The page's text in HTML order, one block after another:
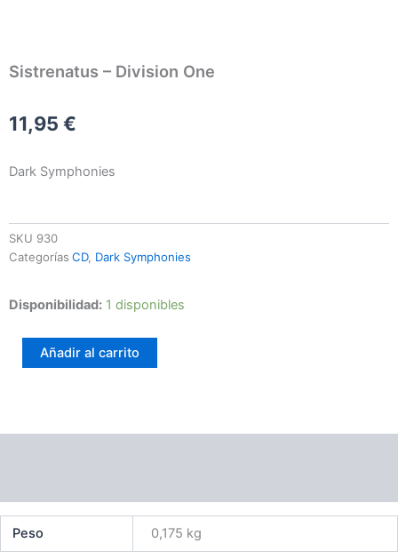
Sistrenatus – Division One
11,95 €
Dark Symphonies
SKU 930
Categorías CD, Dark Symphonies
Disponibilidad: 1 disponibles
Sistrenatus
Division
cantidad
Añadir al carrito
Peso 0,175 kg